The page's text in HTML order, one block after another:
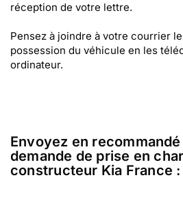
réception de votre lettre.
Pensez à joindre à votre courrier
possession du véhicule en les
ordinateur.
Envoyez en
demande de prise en
constructeur Kia France :